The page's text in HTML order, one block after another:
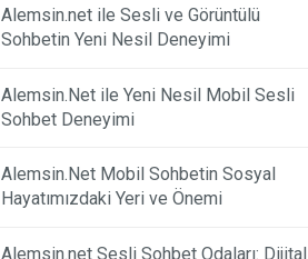
Alemsin.net ile Sesli ve Görüntülü
Sohbetin Yeni Nesil Deneyimi
Alemsin.Net ile Yeni Nesil Mobil Sesli
Sohbet Deneyimi
Alemsin.Net Mobil Sohbetin Sosyal
Hayatımızdaki Yeri ve Önemi
Alemsin.net Sesli Sohbet Odaları: Dijital